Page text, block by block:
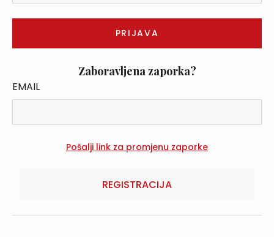
Zaboravljena zaporka?
EMAIL
REGISTRACIJA